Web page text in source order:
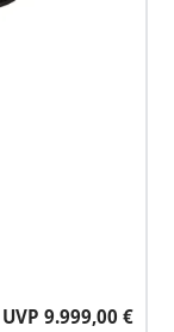
UVP 9.999,00 €